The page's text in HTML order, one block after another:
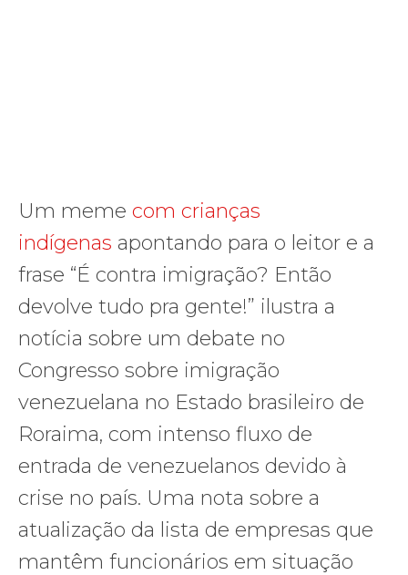
Um meme com crianças
indígenas apontando para o leitor e a
frase “É contra imigração? Então
devolve tudo pra gente!” ilustra a
notícia sobre um debate no
Congresso sobre imigração
venezuelana no Estado brasileiro de
Roraima, com intenso fluxo de
entrada de venezuelanos devido à
crise no país. Uma nota sobre a
atualização da lista de empresas que
mantêm funcionários em situação